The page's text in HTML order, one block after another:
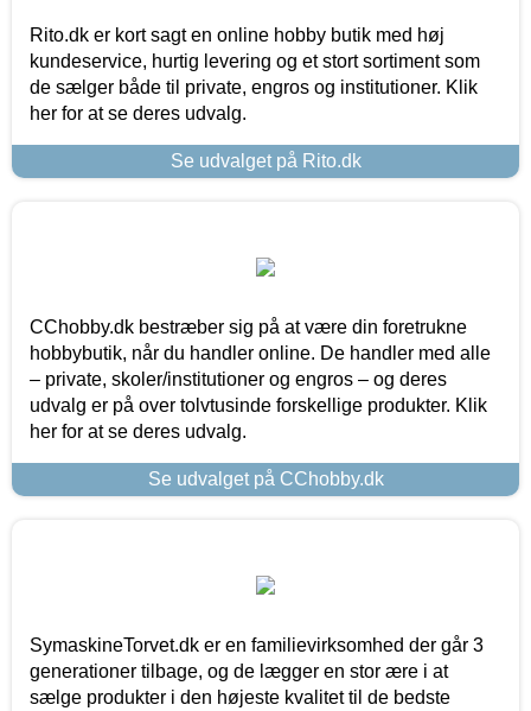
Rito.dk er kort sagt en online hobby butik med høj
kundeservice, hurtig levering og et stort sortiment som
de sælger både til private, engros og institutioner. Klik
her for at se deres udvalg.
Se udvalget på Rito.dk
CChobby.dk bestræber sig på at være din foretrukne
hobbybutik, når du handler online. De handler med alle
– private, skoler/institutioner og engros – og deres
udvalg er på over tolvtusinde forskellige produkter. Klik
her for at se deres udvalg.
Se udvalget på CChobby.dk
SymaskineTorvet.dk er en familievirksomhed der går 3
generationer tilbage, og de lægger en stor ære i at
sælge produkter i den højeste kvalitet til de bedste